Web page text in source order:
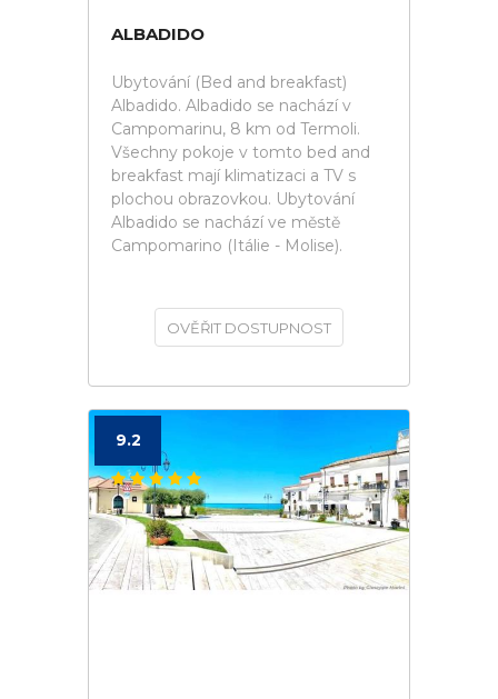
ALBADIDO
Ubytování (Bed and breakfast)
Albadido. Albadido se nachází v
Campomarinu, 8 km od Termoli.
Všechny pokoje v tomto bed and
breakfast mají klimatizaci a TV s
plochou obrazovkou. Ubytování
Albadido se nachází ve městě
Campomarino (Itálie - Molise).
OVĚŘIT DOSTUPNOST
9.2